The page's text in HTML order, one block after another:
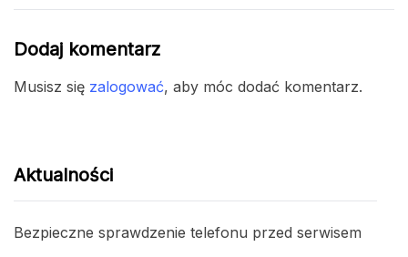
Dodaj komentarz
Musisz się zalogować, aby móc dodać komentarz.
Aktualności
Bezpieczne sprawdzenie telefonu przed serwisem